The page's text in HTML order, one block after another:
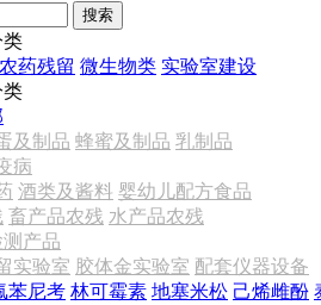
搜索
类
农药残留 微生物类 实验室建设
类
及制品 蜂蜜及制品 乳制品
病
酒类及酱料 婴幼儿配方食品
畜产品农残 水产品农残
产品
实验室 胶体金实验室 配套仪器设备
苯尼考 林可霉素 地塞米松 己烯雌酚